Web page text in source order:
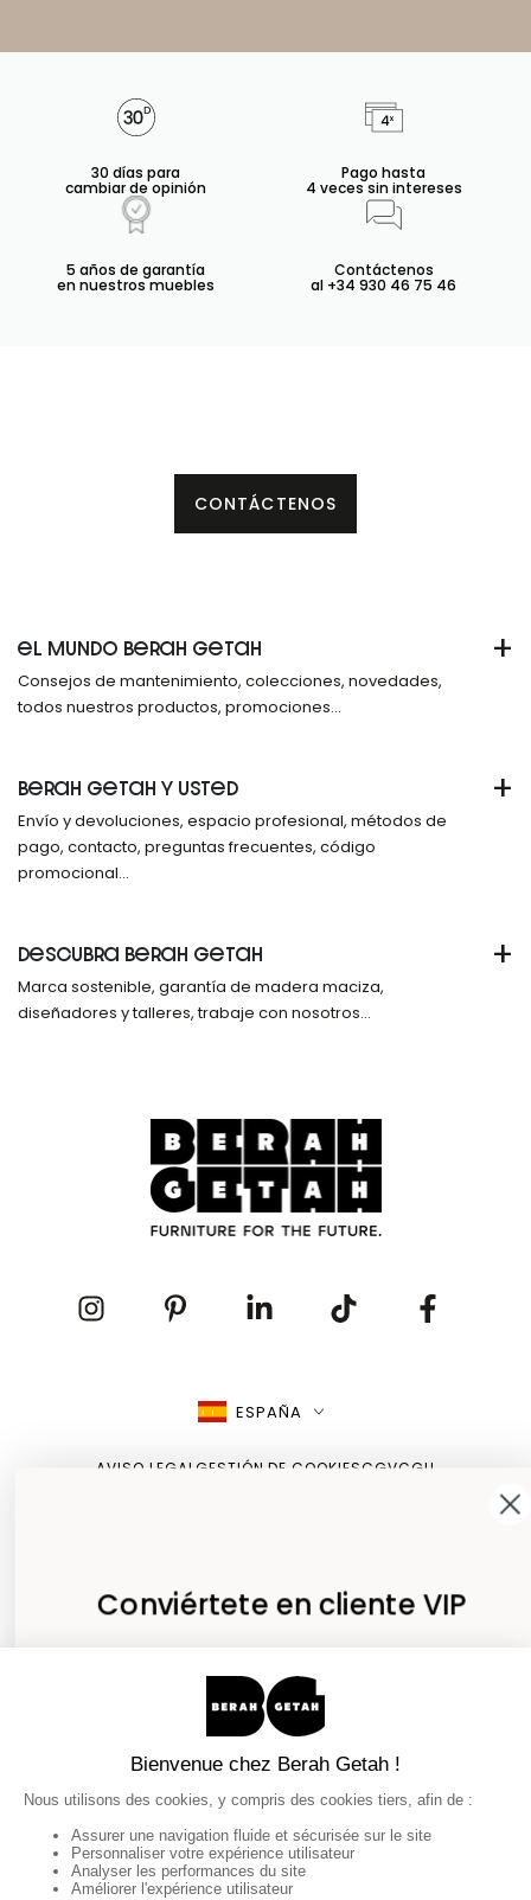
30 días para
cambiar de opinión
Pago hasta
4 veces sin intereses
5 años de garantía
en nuestros muebles
Contáctenos
al +34 930 46 75 46
CONTÁCTENOS
EL MUNDO BERAH GETAH +
Consejos de mantenimiento, colecciones, novedades,
todos nuestros productos, promociones...
BERAH GETAH Y USTED +
Envío y devoluciones, espacio profesional, métodos de
pago, contacto, preguntas frecuentes, código
promocional...
DESCUBRA BERAH GETAH +
Marca sostenible, garantía de madera maciza,
diseñadores y talleres, trabaje con nosotros...
InstagramPinterest LinkedIn TikTok Facebook
AVISO LEGAL GESTIÓN DE COOKIESCGVCGU
PAÍS/REGIÓN
ESPAÑA
Conviértete en cliente VIP
Regístrese y disfrute de un descuento
de 15 € en su primera compra
E-mail